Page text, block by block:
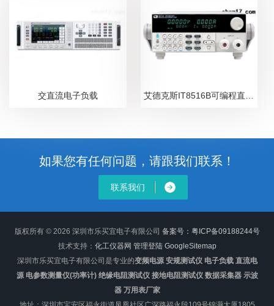
交直流电子负载
如果您有任何问题，请跟我们联系！
联系我们
版权所有 © 2026 深圳市乐买宜电子有限公司 备案号：粤ICP备09188244号
技术支持： 化工仪器网 管理登陆 GoogleSitemap
深圳市乐买宜电子有限公司是专业的变频电源 安规测试仪 电子负载 直流电
源 电参数测量仪(功率计) 绝缘电阻测试仪 接地电阻测试仪 数据采集器 示波
器 万用表厂家